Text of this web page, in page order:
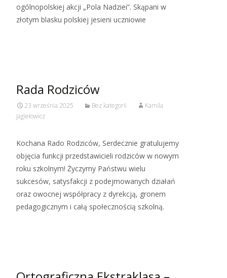
ogólnopolskiej akcji „Pola Nadziei”. Skąpani w
złotym blasku polskiej jesieni uczniowie
Rada Rodziców
23 września 2025 Bez kategorii
Kamila
Jagiełowicz
Kochana Rado Rodziców, Serdecznie gratulujemy
objęcia funkcji przedstawicieli rodziców w nowym
roku szkolnym! Życzymy Państwu wielu
sukcesów, satysfakcji z podejmowanych działań
oraz owocnej współpracy z dyrekcją, gronem
pedagogicznym i całą społecznością szkolną.